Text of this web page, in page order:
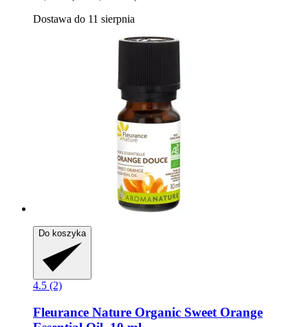
Dostawa do 11 sierpnia
Do koszyka
4.5 (2)
Fleurance Nature Organic Sweet Orange